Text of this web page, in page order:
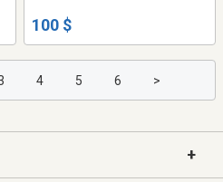
100 $
4 5 6 >
+